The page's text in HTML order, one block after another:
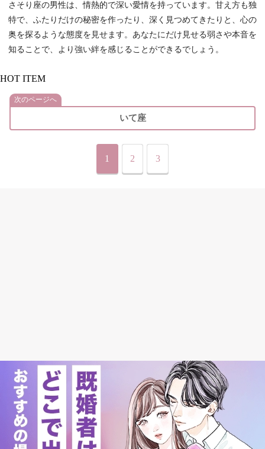
さそり座の男性は、情熱的で深い愛情を持っています。甘え方も独
特で、ふたりだけの秘密を作ったり、深く見つめてきたりと、心の
奥を探るような態度を見せます。あなたにだけ見せる弱さや本音を
知ることで、より強い絆を感じることができるでしょう。
HOT ITEM
次のページへ
いて座
1 2 3